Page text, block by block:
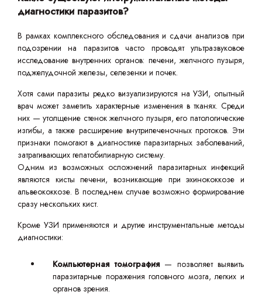
диагностики паразитов?
В рамках комплексного обследования и сдачи анализов при
подозрении на паразитов часто проводят ультразвуковое
исследование внутренних органов: печени, желчного пузыря,
поджелудочной железы, селезенки и почек.
Хотя сами паразиты редко визуализируются на УЗИ, опытный
врач может заметить характерные изменения в тканях. Среди
них — утолщение стенок желчного пузыря, его патологические
изгибы, а также расширение внутрипеченочных протоков. Эти
признаки помогают в диагностике паразитарных заболеваний,
затрагивающих гепатобилиарную систему.
Одним из возможных осложнений паразитарных инфекций
являются кисты печени, возникающие при эхинококкозе и
альвеококкозе. В последнем случае возможно формирование
сразу нескольких кист.
Кроме УЗИ применяются и другие инструментальные методы
диагностики:
Компьютерная томография— позволяет выявить
паразитарные поражения головного мозга, легких и
органов зрения.